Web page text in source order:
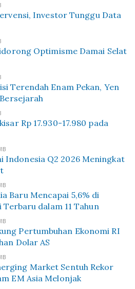
Investor Tunggu Data
Optimisme Damai Selat
Terendah Enam Pekan, Yen
Rp 17.930-17.980 pada
Indonesia Q2 2026 Meningkat
Baru Mencapai 5,6% di
dalam 11 Tahun
Pertumbuhan Ekonomi RI
Dolar AS
Market Sentuh Rekor
EM Asia Melonjak